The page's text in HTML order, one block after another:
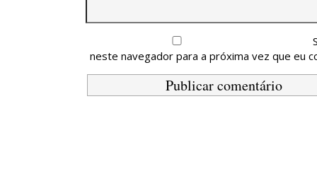
neste navegador para a próxima vez que eu